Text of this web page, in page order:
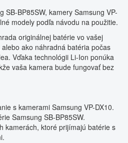
SB-BP85SW, kamery Samsung VP-
modely podľa návodu na použitie.
originálnej batérie vo vašej
ako náhradná batéria počas
Vďaka technológii Li-Ion ponúka
vaša kamera bude fungovať bez
s kamerami Samsung VP-DX10.
Samsung SB-BP85SW.
kamerách, ktoré prijímajú batérie s